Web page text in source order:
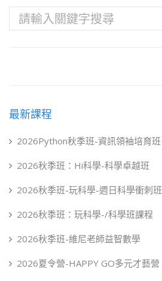
最新課程
2026Python秋季班-資訊領袖培育班
2026秋季班：Hi科學-科學卓越班
2026秋季班-玩科學-週日科學衝刺班
2026秋季班：玩科學-/科學班課程
2026秋季班-維尼老師益智數學
2026夏令營-HAPPY GO多元才藝營